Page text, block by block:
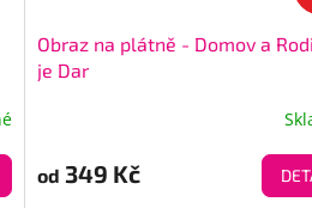
Obraz na plátně - Domov a
je Dar
od 349 Kč